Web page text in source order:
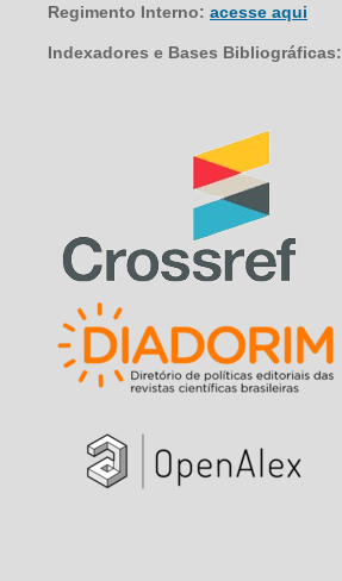
Regimento Interno: acesse aqui
Indexadores e Bases Bibliográficas: